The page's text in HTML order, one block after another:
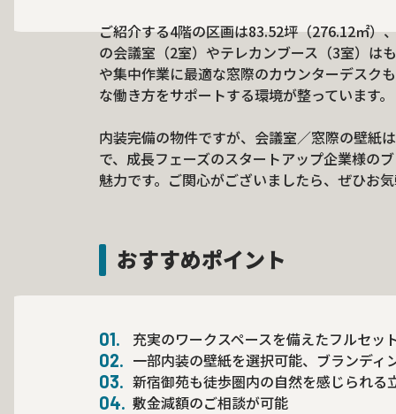
ご紹介する4階の区画は83.52坪（276.12㎡）
の会議室（2室）やテレカンブース（3室）は
や集中作業に最適な窓際のカウンターデスク
な働き方をサポートする環境が整っています。
内装完備の物件ですが、会議室／窓際の壁紙
で、成長フェーズのスタートアップ企業様の
魅力です。ご関心がございましたら、ぜひお
おすすめポイント
充実のワークスペースを備えたフルセッ
一部内装の壁紙を選択可能、ブランディ
新宿御苑も徒歩圏内の自然を感じられる
敷金減額のご相談が可能